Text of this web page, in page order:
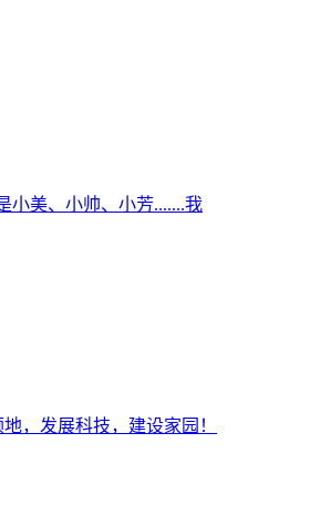
小美、小帅、小芳.......我
，发展科技，建设家园！